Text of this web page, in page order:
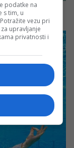
podatke na
s tim, u
vezu pri
upravljanje
privatnosti i